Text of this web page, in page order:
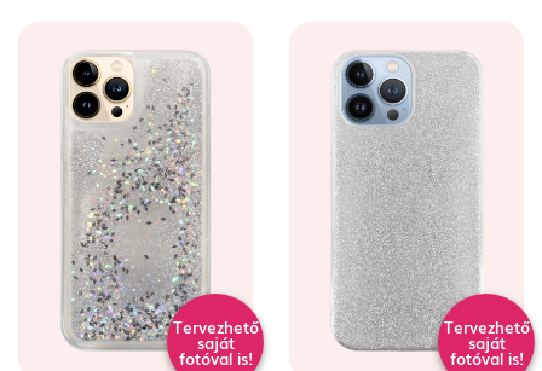
Tervezhető
saját
fotóval is!
Tervezhető
saját
fotóval is!